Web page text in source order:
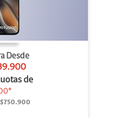
Desde
de
$750.900